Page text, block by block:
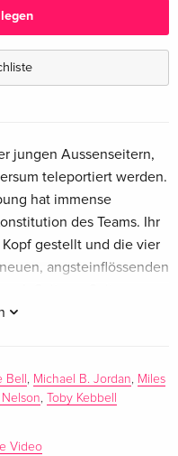
Ultra
CHF 52.50
Ultra
CHF 52.50
jungen Aussenseitern,
teleportiert werden.
hat immense
des Teams. Ihr
gestellt und die vier
angsteinflössenden
Feind zu retten.
Bell , Michael B. Jordan, Miles
Nelson,
Toby Kebbell
Video